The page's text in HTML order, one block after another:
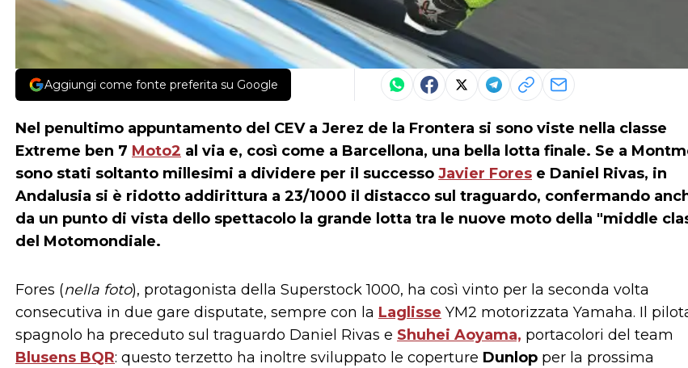
Aggiungi come fonte preferita su Google
Nel penultimo appuntamento del CEV a Jerez de la Frontera si sono viste nella classe
Extreme ben 7 Moto2 al via e, così come a Barcellona, una bella lotta finale. Se a
sono stati soltanto millesimi a dividere per il successo Javier Fores e Daniel Rivas, in
Andalusia si è ridotto addirittura a 23/1000 il distacco sul traguardo, confermando
da un punto di vista dello spettacolo la grande lotta tra le nuove moto della "middle
del Motomondiale.
Fores (nella foto), protagonista della Superstock 1000, ha così vinto per la seconda volta
consecutiva in due gare disputate, sempre con la Laglisse YM2 motorizzata Yamaha. Il
spagnolo ha preceduto sul traguardo Daniel Rivas e Shuhei Aoyama, portacolori del team
Blusens BQR: questo terzetto ha inoltre sviluppato le coperture Dunlop per la prossima